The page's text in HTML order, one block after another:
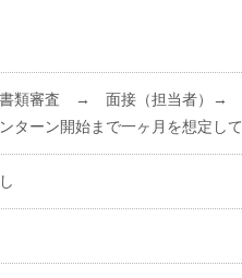
審査 → 面接（担当者）→
ターン開始まで一ヶ月を想定し